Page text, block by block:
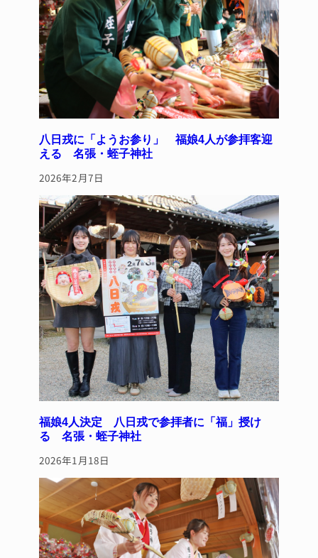
八日戎に「ようお参り」 福娘4人が参拝客迎
える 名張・蛭子神社
2026年2月7日
福娘4人決定 八日戎で参拝者に「福」授け
る 名張・蛭子神社
2026年1月18日